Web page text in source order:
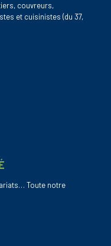
couvreurs,
et cuisinistes (du 37,
Toute notre